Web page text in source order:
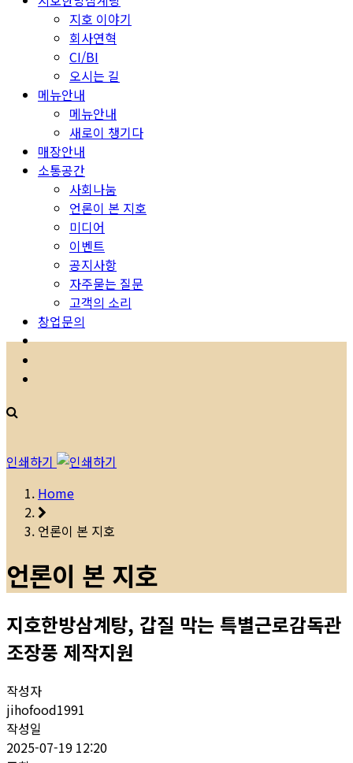
지호 이야기
회사연혁
CI/BI
오시는 길
메뉴안내
메뉴안내
새로이 챙기다
매장안내
소통공간
사회나눔
언론이 본 지호
미디어
이벤트
공지사항
자주묻는 질문
고객의 소리
창업문의
인쇄하기
Home
언론이 본 지호
언론이 본 지호
지호한방삼계탕, 갑질 막는 특별근로감독관
조장풍 제작지원
작성자
jihofood1991
작성일
2025-07-19 12:20